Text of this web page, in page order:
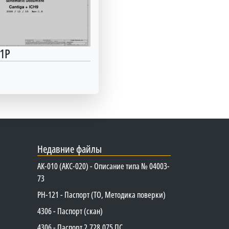
Недавние файлы
АК-010 (АКС-020) - Описание типа № 04003-
73
PH-121 - Паспорт (ТО, Методика поверки)
4306 - Паспорт (скан)